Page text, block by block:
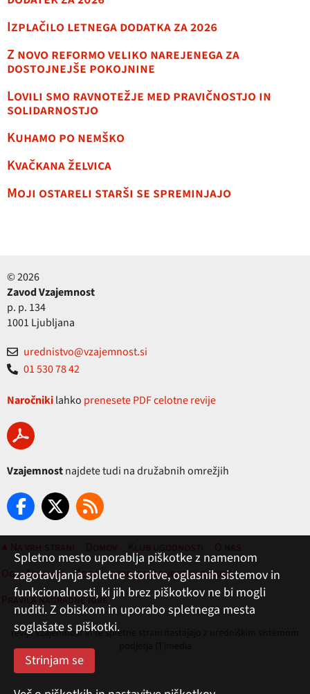
Izplačilo letnega dodatka za 2026
Z novo reformo veliko narejenega za
dostojnejše pokojnine
Lovili smo ravnotežje med pravičnostjo in
solidarnostjo
Kuhamo po nemško
Kvačkana želvica
Moji ostareli starši se spreminjajo
© 2026
Zavod Vzajemnost
p. p. 134
1001 Ljubljana
urednistvo@vzajemnost.si
01 530 78 42
Naročnikilahko prenesete PDF celotne revije
Vzajemnostnajdete tudi na družabnih omrežjih
▲ Na vrh strani Domov Klub ugodnosti
O nas
Oglaševanje
Pogoji rabe, zasebnost in piškotki
Pravila nagradne igre
revija Vzajemnost in te spletne strani nastajajo z uredniškim sistemom
Spletno mesto uporablja piškotke z namenom
zagotavljanja spletne storitve, oglasnih sistemov in
funkcionalnosti, ki jih brez piškotkov ne bi mogli
nuditi. Z obiskom in uporabo spletnega mesta
soglašate s piškotki.